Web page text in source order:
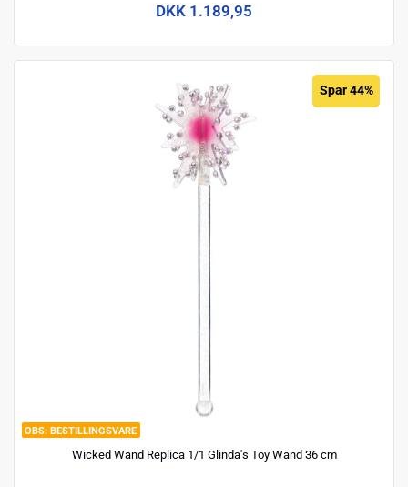
DKK 1.189,95
BESTILLINGSVARE
Spar 44%
Wicked Wand Replica 1/1 Glinda's Toy Wand 36 cm